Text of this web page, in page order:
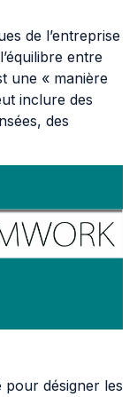
de l’entreprise
entre
une « manière
inclure des
des
pour désigner les